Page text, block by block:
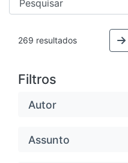
269 resultados
Filtros
Autor
Assunto